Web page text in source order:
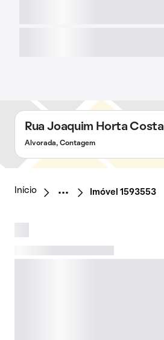
Rua Joaquim Horta Costa
Alvorada, Contagem
Início Imóvel 1593553